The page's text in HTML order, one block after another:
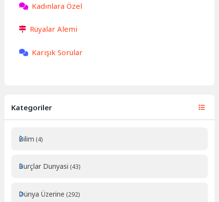
Kadınlara Özel
Rüyalar Alemi
Karışık Sorular
Kategoriler
Bilim (4)
Burçlar Dunyasi (43)
Dünya Üzerine (292)